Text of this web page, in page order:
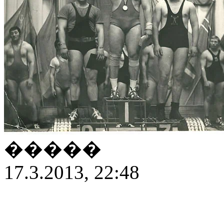
�����
17.3.2013, 22:48